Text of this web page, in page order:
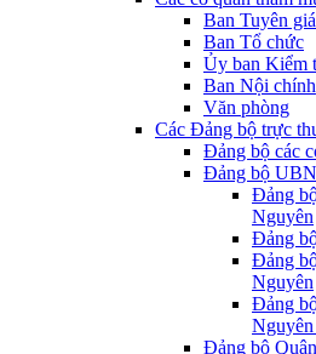
Ban Tuyên
Ban Tổ chức
Ủy ban Kiểm
Ban Nội chính
Văn phòng
Các Đảng bộ trực
Đảng bộ các
Đảng bộ
Đảng
Nguyên
Đảng
Đảng
Nguyên
Đảng
Đảng bộ